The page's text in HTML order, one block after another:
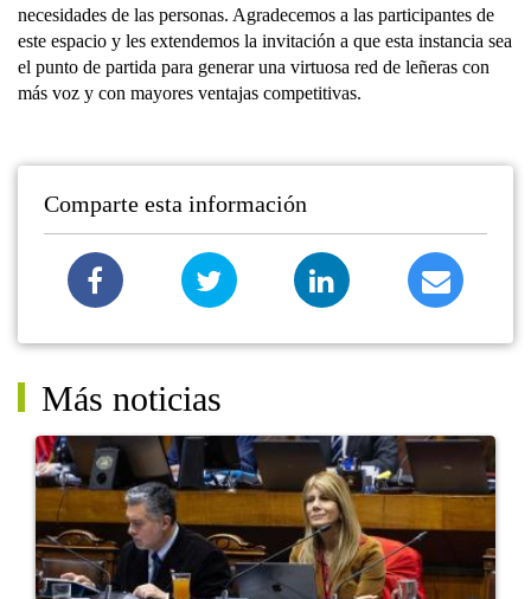
necesidades de las personas. Agradecemos a las participantes de
este espacio y les extendemos la invitación a que esta instancia sea
el punto de partida para generar una virtuosa red de leñeras con
más voz y con mayores ventajas competitivas.
Comparte esta información
Más noticias